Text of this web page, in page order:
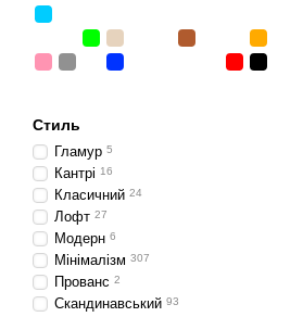
Стиль
Гламур 5
Кантрі 16
Класичний 24
Лофт 27
Модерн 6
Мінімалізм 307
Прованс 2
Скандинавський 93